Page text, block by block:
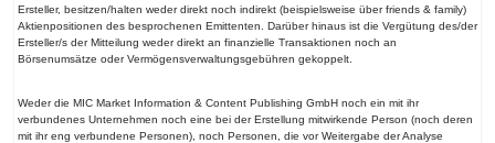
Ersteller, besitzen/halten weder direkt noch indirekt (beispielsweise über friends & family)
Aktienpositionen des besprochenen Emittenten. Darüber hinaus ist die Vergütung des/der
Ersteller/s der Mitteilung weder direkt an finanzielle Transaktionen noch an
Börsenumsätze oder Vermögensverwaltungsgebühren gekoppelt.
Weder die MIC Market Information & Content Publishing GmbH noch ein mit ihr
verbundenes Unternehmen noch eine bei der Erstellung mitwirkende Person (noch deren
mit ihr eng verbundene Personen), noch Personen, die vor Weitergabe der Analyse